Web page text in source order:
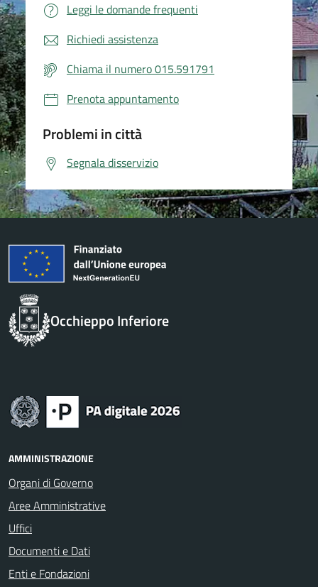
Leggi le domande frequenti
Richiedi assistenza
Chiama il numero 015.591791
Prenota appuntamento
Problemi in città
Segnala disservizio
Occhieppo Inferiore
AMMINISTRAZIONE
Organi di Governo
Aree Amministrative
Uffici
Documenti e Dati
Enti e Fondazioni